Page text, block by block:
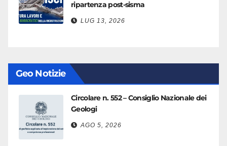
ripartenza post-sisma
LUG 13, 2026
Geo Notizie
Circolare n. 552 – Consiglio Nazionale dei
Geologi
AGO 5, 2026